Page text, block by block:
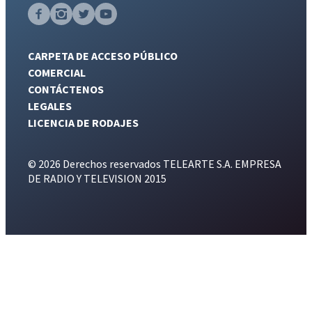
CARPETA DE ACCESO PÚBLICO
COMERCIAL
CONTÁCTENOS
LEGALES
LICENCIA DE RODAJES
© 2026 Derechos reservados TELEARTE S.A. EMPRESA
DE RADIO Y TELEVISION 2015